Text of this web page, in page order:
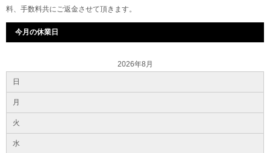
料、手数料共にご返金させて頂きます。
今月の休業日
2026年8月
日
月
火
水